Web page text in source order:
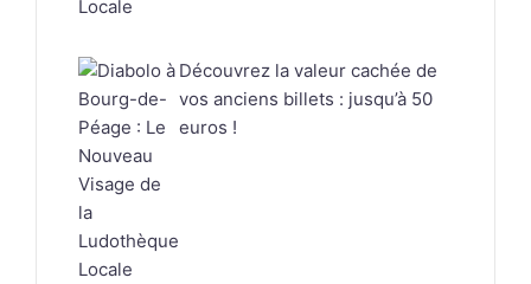
Découvrez la valeur cachée de
vos anciens billets : jusqu’à 50
euros !